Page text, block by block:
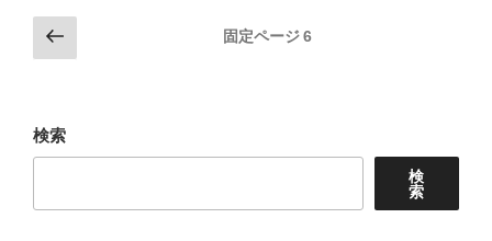
投
稿
ペ
ー
ジ
前
の
ジ
固定ページ6
検索
検
索